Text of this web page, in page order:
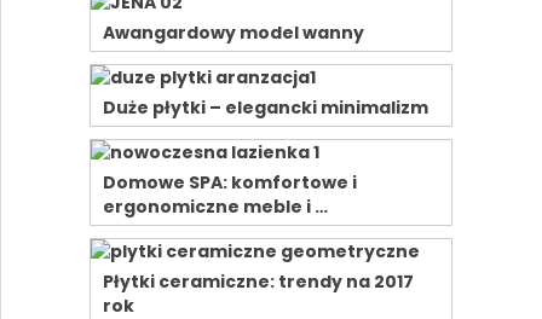
Awangardowy model wanny
Duże płytki – elegancki minimalizm
Domowe SPA: komfortowe i
ergonomiczne meble i …
Płytki ceramiczne: trendy na 2017
rok